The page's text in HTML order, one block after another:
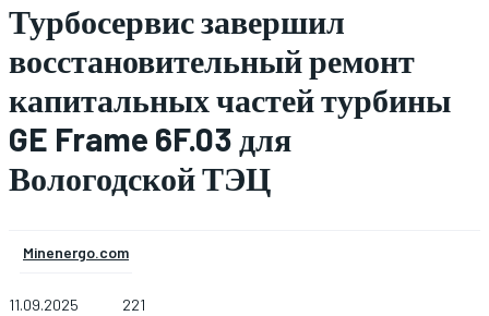
Турбосервис завершил
восстановительный ремонт
капитальных частей турбины
GE Frame 6F.03 для
Вологодской ТЭЦ
Minenergo.com
11.09.2025 221